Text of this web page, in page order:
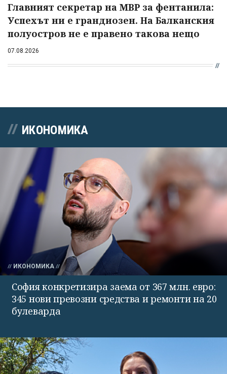
Главният секретар на МВР за фентанила:
Успехът ни е грандиозен. На Балканския
полуостров не е правено такова нещо
07.08.2026
ИКОНОМИКА
ИКОНОМИКА
София конкретизира заема от 367 млн. евро:
345 нови превозни средства и ремонти на 20
булеварда